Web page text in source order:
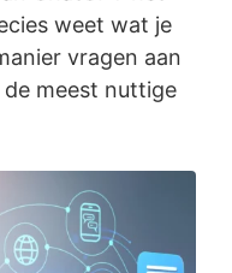
weet wat je
vragen aan
de meest nuttige